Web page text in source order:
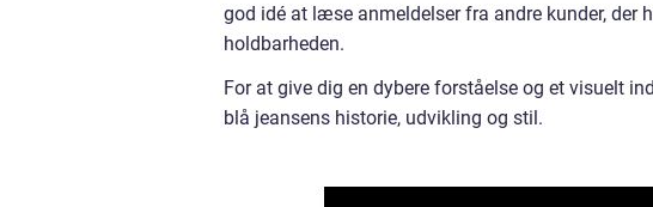
god idé at læse anmeldelser fra andre kunder, der
holdbarheden.
For at give dig en dybere forståelse og et visuelt
blå jeansens historie, udvikling og stil.